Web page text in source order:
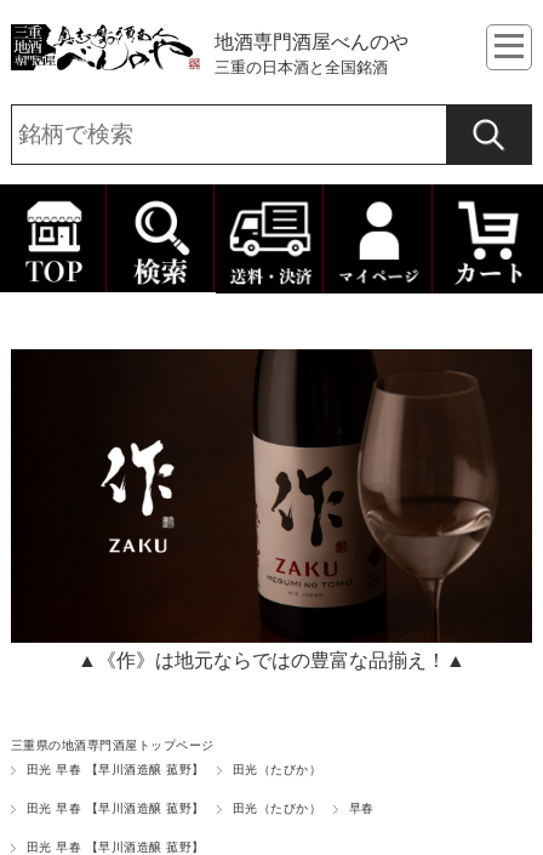
地酒専門酒屋べんのや
三重の日本酒と全国銘酒
▲《作》は地元ならではの豊富な品揃え！▲
三重県の地酒専門酒屋トップページ
田光 早春 【早川酒造醸 菰野】
田光（たびか）
田光 早春 【早川酒造醸 菰野】 田光（たびか） 早春
田光 早春 【早川酒造醸 菰野】